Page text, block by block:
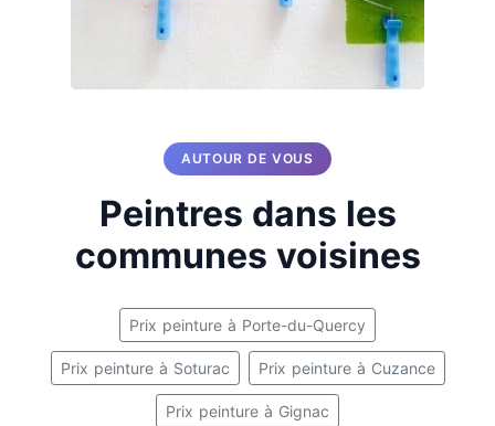
AUTOUR DE VOUS
Peintres dans les
communes voisines
Prix peinture à Porte-du-Quercy
Prix peinture à Soturac Prix peinture à Cuzance
Prix peinture à Gignac